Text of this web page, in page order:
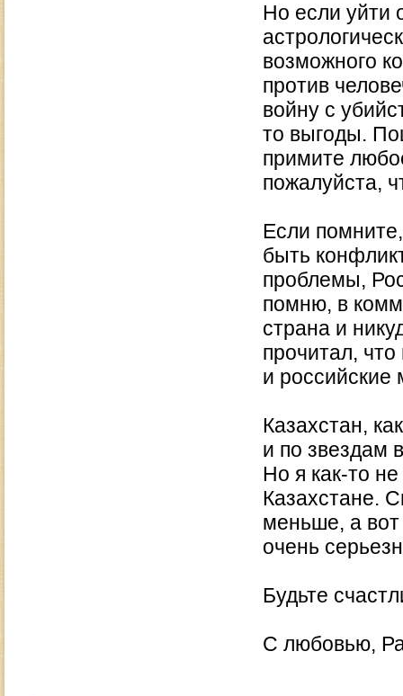
Но если уйти
возможного
против
войну с
то выгоды.
примите
пожалуйста,
Если
быть
проблемы,
помню, в
страна и
прочитал,
и российские
Казахстан,
и по звездам
Но я как-то
Казахстане.
меньше, а вот
очень
Будьте
С любовью,